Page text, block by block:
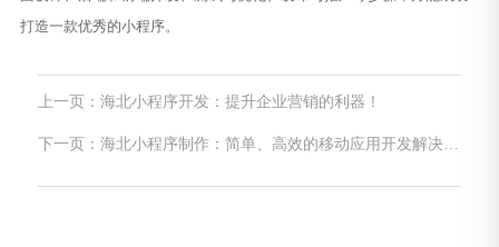
打造一款优秀的小程序。
上一页：海北小程序开发：提升企业营销的利器！
下一页：海北小程序制作：简单、高效的移动应用开发解决方